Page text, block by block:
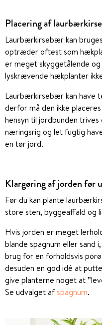
Placering af
Laurbærkirsebær kan
optræder oftest som
er meget skyggetålende
lyskrævende hækplanter
Laurbærkirsebær kan have
derfor må den ikke
hensyn til jordbunden
næringsrig og let fugtig
en tør jord.
Klargøring af jorden før
Før du kan plante
store sten, byggeaffald og
Hvis jorden er meget
blande spagnum eller
brug for en forholdsvis
desuden en god idé at
give planterne noget at
Se udvalget afspagnum.